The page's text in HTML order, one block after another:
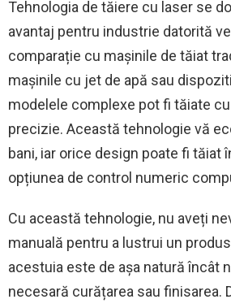
Tehnologia de tăiere cu laser se
avantaj pentru industrie datorită
comparație cu mașinile de tăiat
mașinile cu jet de apă sau
modelele complexe pot fi tăiate
precizie. Această tehnologie vă
bani, iar orice design poate fi tăiat
opțiunea de control numeric
Cu această tehnologie, nu aveți
manuală pentru a lustrui un
acestuia este de așa natură încât
necesară curățarea sau finisarea.